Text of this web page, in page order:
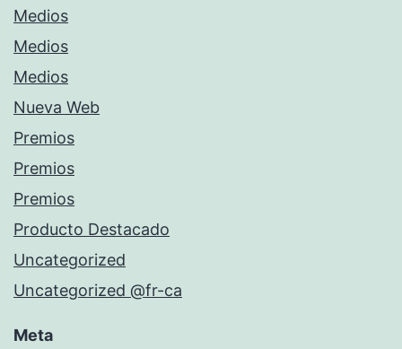
Medios
Medios
Medios
Nueva Web
Premios
Premios
Premios
Producto Destacado
Uncategorized
Uncategorized @fr-ca
Meta